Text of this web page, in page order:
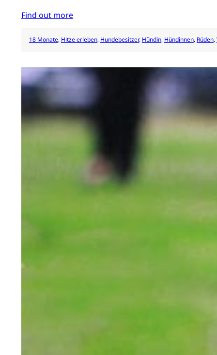
Find out more
18 Monate, Hitze erleben, Hundebesitzer, Hündin, Hündinnen, Rüden,